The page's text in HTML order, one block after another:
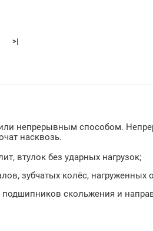
>|
непрерывным способом.
насквозь.
втулок без ударных нагрузок;
зубчатых колёс, нагруженных
скольжения и